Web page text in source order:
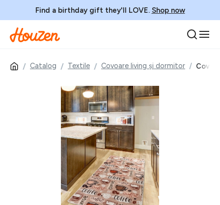
Find a birthday gift they'll LOVE. Shop now
Catalog Textile Covoare living și dormitor